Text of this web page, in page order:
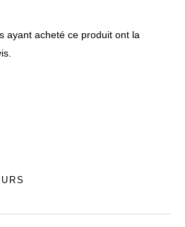
ayant acheté ce produit ont la